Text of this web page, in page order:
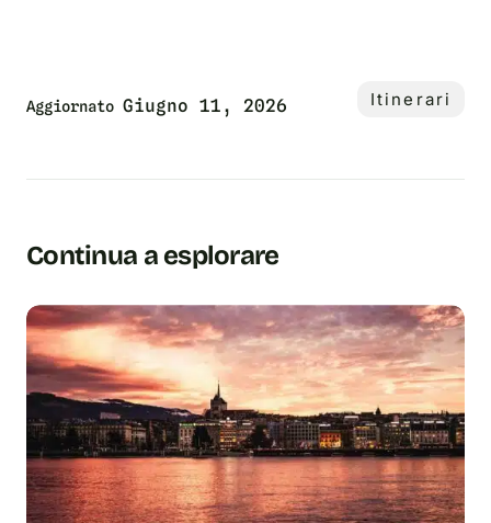
Aggiornato Giugno 11, 2026 Itinerari
Continua a esplorare